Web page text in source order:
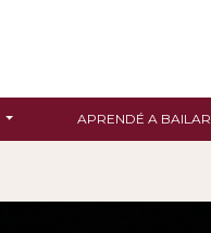
APRENDÉ A BAILAR